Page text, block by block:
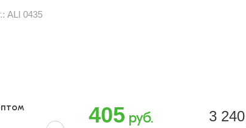
ALI 0435
405 руб. 3 240